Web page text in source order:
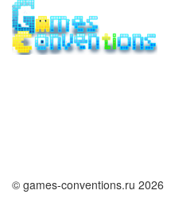
© games-conventions.ru 2026